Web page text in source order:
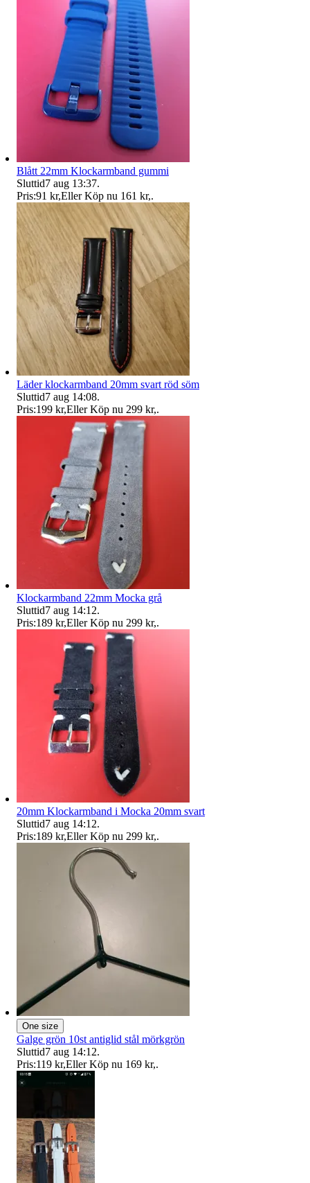
Blått 22mm Klockarmband gummi
Sluttid7 aug 13:37.
Pris:91 kr,Eller Köp nu 161 kr,.
Läder klockarmband 20mm svart röd söm
Sluttid7 aug 14:08.
Pris:199 kr,Eller Köp nu 299 kr,.
Klockarmband 22mm Mocka grå
Sluttid7 aug 14:12.
Pris:189 kr,Eller Köp nu 299 kr,.
20mm Klockarmband i Mocka 20mm svart
Sluttid7 aug 14:12.
Pris:189 kr,Eller Köp nu 299 kr,.
One size
Galge grön 10st antiglid stål mörkgrön
Sluttid7 aug 14:12.
Pris:119 kr,Eller Köp nu 169 kr,.